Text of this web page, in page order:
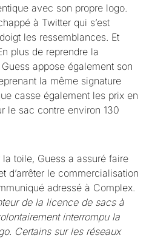
avec son propre logo.
à Twitter qui s’est
les ressemblances. Et
plus de reprendre la
appose également son
la même signature
casse également les prix en
le sac contre environ 130
toile, Guess a assuré faire
d’arrêter le commercialisation
adressé à Complex.
de la licence de sacs à
interrompu la
Certains sur les réseaux